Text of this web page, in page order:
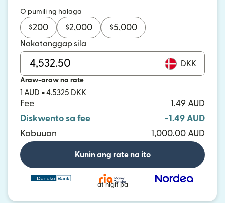
O pumili ng halaga
$200 $2,000 $5,000
Nakatanggap sila
DKK
Araw-araw na rate
1 AUD = 4.5325 DKK
Fee
1.49 AUD
Diskwento sa fee
-1.49 AUD
Kabuuan
1,000.00 AUD
Kunin ang rate na ito
at higit pa